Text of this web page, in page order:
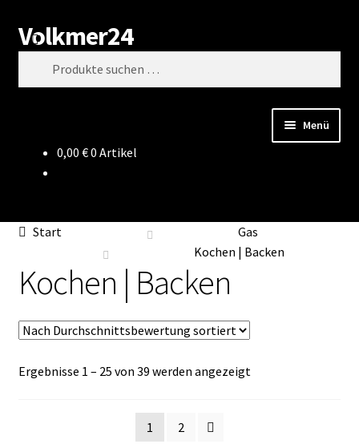
Zur
Navigation
springen
Zum
Inhalt
springen
Volkmer24
Suchen
Menü
Datenschutz
Impressum
Kasse
0,00 €0 Artikel
Start
Gas
Kochen | Backen
Kochen | Backen
Ergebnisse 1 – 25 von 39 werden angezeigtNach
1
2